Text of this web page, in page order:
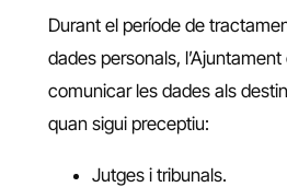
Durant el període de
dades personals,
comunicar les dades als
quan sigui preceptiu:
Jutges i tribunals.